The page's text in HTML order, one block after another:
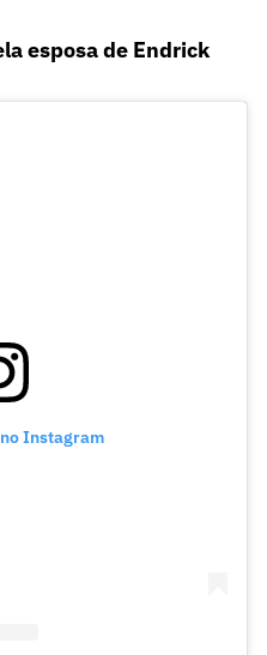
esposa de Endrick
Instagram